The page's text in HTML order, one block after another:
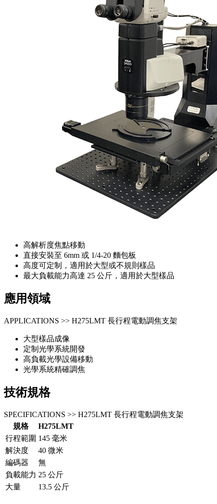
高解析度焦點移動
直接安裝至 6mm 或 1/4-20 麵包板
高度可定制，適用於大型或不規則樣品
最大負載能力高達 25 公斤，適用於大型樣品
應用領域
APPLICATIONS >> H275LMT 長行程電動調焦支架
大型樣品成像
定制光學系統開發
高負載光學設備移動
光學系統精確調焦
技術規格
SPECIFICATIONS >> H275LMT 長行程電動調焦支架
規格
H275LMT
行程範圍 145 毫米
解決度
40 微米
編碼器
無
負載能力 25 公斤
大量
13.5 公斤